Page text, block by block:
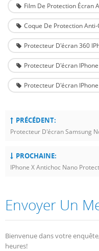
Film De Protection Écran
Coque De Protection Anti-
Protecteur D'écran 360
Protecteur D'écran
Protecteur D'écran
PRÉCÉDENT:
PROCHAINE:
Envoyer Un
Bienvenue dans votre
heures!